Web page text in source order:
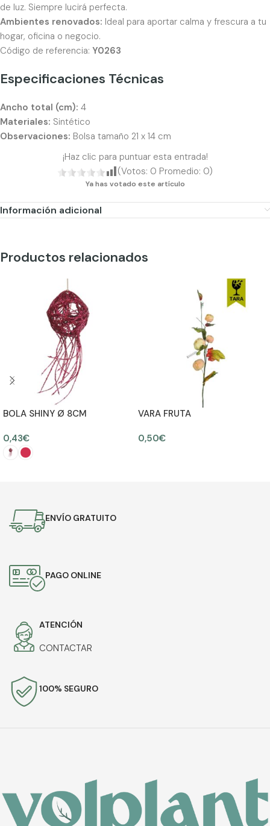
de luz. Siempre lucirá perfecta.
Ambientes renovados: Ideal para aportar calma y frescura a tu
hogar, oficina o negocio.
Código de referencia: Y0263
Especificaciones Técnicas
Ancho total (cm): 4
Materiales: Sintético
Observaciones: Bolsa tamaño 21 x 14 cm
¡Haz clic para puntuar esta entrada!
(Votos: 0 Promedio: 0)
Ya has votado este artículo
Información adicional
Productos relacionados
BOLA SHINY Ø 8CM
0,43€
VARA FRUTA
0,50€
ENVÍO GRATUITO
PAGO ONLINE
ATENCIÓN
CONTACTAR
100% SEGURO